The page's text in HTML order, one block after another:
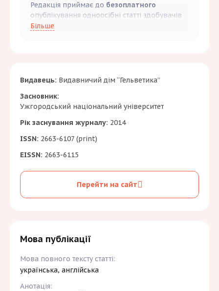
Видавець: Видавничий дім “Гельветика”
Засновник:
Ужгородський національний університет
Рік заснування журналу: 2014
ISSN: 2663-6107 (print)
EISSN: 2663-6115
Перейти на сайт
Мова публікації
Мова повного тексту статті:
українська, англійська
Анотація:
Редакція приймає до безоплатного
опублікування одноосібні статті здобувачів
третього рівня вищої освіти бюджетної
гривень , які необхідно сплатити додатково
до публікаційного внеску.
Більше